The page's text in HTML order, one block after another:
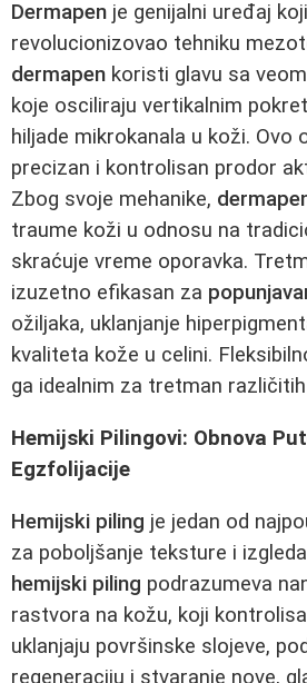
Dermapen je genijalni uređaj
revolucionizovao tehniku
dermapen koristi glavu sa
koje osciliraju vertikalnim
hiljade mikrokanala u koži. Ovo
precizan i kontrolisan prodor
Zbog svoje mehanike,
traume koži u odnosu na
skraćuje vreme oporavka.
izuzetno efikasan za
ožiljaka, uklanjanje
kvaliteta kože u celini.
ga idealnim za tretman
Hemijski Pilingovi: Obnova
Egzfolijacije
Hemijski piling je jedan od
za poboljšanje teksture i
hemijski piling podrazumeva
rastvora na kožu, koji
uklanjaju površinske slojeve,
regeneraciju i stvaranje nove,